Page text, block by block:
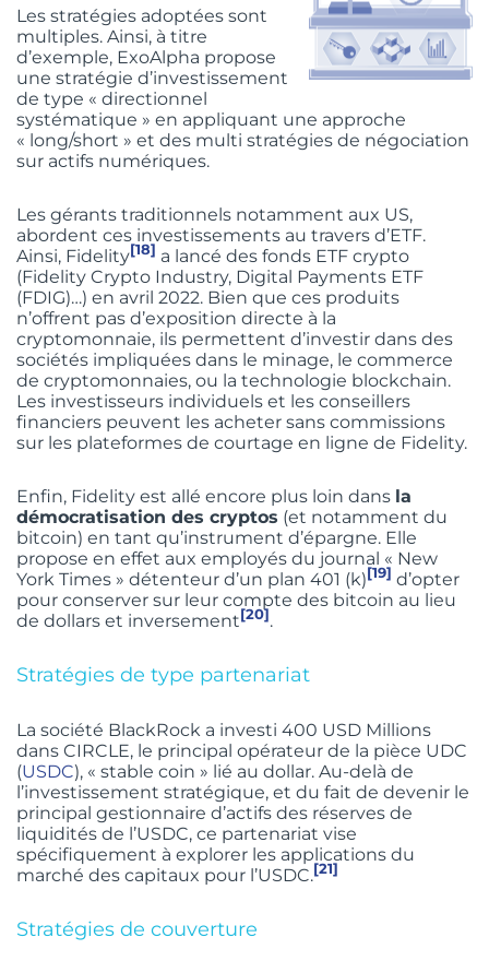
Les stratégies adoptées sont
multiples. Ainsi, à titre
d’exemple, ExoAlpha propose
une stratégie d’investissement
de type « directionnel
systématique » en appliquant une approche
« long/short » et des multi stratégies de négociation
sur actifs numériques.
Les gérants traditionnels notamment aux US,
abordent ces investissements au travers d’ETF.
Ainsi, Fidelity[18] a lancé des fonds ETF crypto
(Fidelity Crypto Industry, Digital Payments ETF
(FDIG)…) en avril 2022. Bien que ces produits
n’offrent pas d’exposition directe à la
cryptomonnaie, ils permettent d’investir dans des
sociétés impliquées dans le minage, le commerce
de cryptomonnaies, ou la technologie blockchain.
Les investisseurs individuels et les conseillers
financiers peuvent les acheter sans commissions
sur les plateformes de courtage en ligne de Fidelity.
Enfin, Fidelity est allé encore plus loin dans la
démocratisation des cryptos (et notamment du
bitcoin) en tant qu’instrument d’épargne. Elle
propose en effet aux employés du journal « New
York Times » détenteur d’un plan 401 (k)[19] d’opter
pour conserver sur leur compte des bitcoin au lieu
de dollars et inversement[20].
Stratégies de type partenariat
La société BlackRock a investi 400 USD Millions
dans CIRCLE, le principal opérateur de la pièce UDC
(USDC), « stable coin » lié au dollar. Au-delà de
l’investissement stratégique, et du fait de devenir le
principal gestionnaire d’actifs des réserves de
liquidités de l’USDC, ce partenariat vise
spécifiquement à explorer les applications du
marché des capitaux pour l’USDC.[21]
Stratégies de couverture